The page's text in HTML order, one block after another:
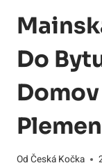
Do
Od Česká Kočka